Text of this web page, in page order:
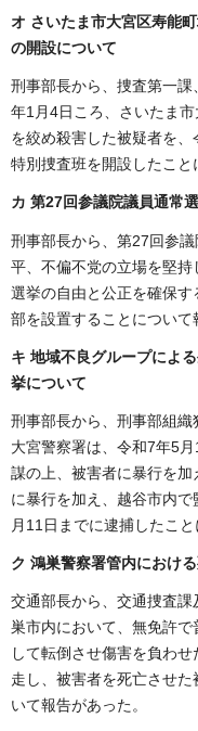
オ さいたま市大宮区寿能
の開設について
刑事部長から、捜査第一
年1月4日ころ、さいたま
を絞め殺害した被疑者を
特別捜査班を開設したこと
カ 第27回参議院議員通常
刑事部長から、第27回参
平、不偏不党の立場を堅持
選挙の自由と公正を確保
部を設置することについて
キ 地域不良グループによ
挙について
刑事部長から、刑事部組
大宮警察署は、令和7年5
謀の上、被害者に暴行を
に暴行を加え、越谷市内
月11日までに逮捕したこと
ク 鴻巣警察署管内におけ
交通部長から、交通捜査
巣市内において、無免許
して転倒させ傷害を負わ
走し、被害者を死亡させ
いて報告があった。